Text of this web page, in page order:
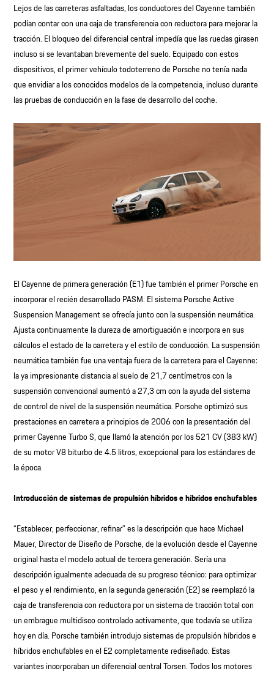
Lejos de las carreteras asfaltadas, los conductores del Cayenne también
podían contar con una caja de transferencia con reductora para mejorar la
tracción. El bloqueo del diferencial central impedía que las ruedas girasen
incluso si se levantaban brevemente del suelo. Equipado con estos
dispositivos, el primer vehículo todoterreno de Porsche no tenía nada
que envidiar a los conocidos modelos de la competencia, incluso durante
las pruebas de conducción en la fase de desarrollo del coche.
El Cayenne de primera generación (E1) fue también el primer Porsche en
incorporar el recién desarrollado PASM. El sistema Porsche Active
Suspension Management se ofrecía junto con la suspensión neumática.
Ajusta continuamente la dureza de amortiguación e incorpora en sus
cálculos el estado de la carretera y el estilo de conducción. La suspensión
neumática también fue una ventaja fuera de la carretera para el Cayenne:
la ya impresionante distancia al suelo de 21,7 centímetros con la
suspensión convencional aumentó a 27,3 cm con la ayuda del sistema
de control de nivel de la suspensión neumática. Porsche optimizó sus
prestaciones en carretera a principios de 2006 con la presentación del
primer Cayenne Turbo S, que llamó la atención por los 521 CV (383 kW)
de su motor V8 biturbo de 4.5 litros, excepcional para los estándares de
la época.
Introducción de sistemas de propulsión híbridos e híbridos enchufables
“Establecer, perfeccionar, refinar” es la descripción que hace Michael
Mauer, Director de Diseño de Porsche, de la evolución desde el Cayenne
original hasta el modelo actual de tercera generación. Sería una
descripción igualmente adecuada de su progreso técnico: para optimizar
el peso y el rendimiento, en la segunda generación (E2) se reemplazó la
caja de transferencia con reductora por un sistema de tracción total con
un embrague multidisco controlado activamente, que todavía se utiliza
hoy en día. Porsche también introdujo sistemas de propulsión híbridos e
híbridos enchufables en el E2 completamente rediseñado. Estas
variantes incorporaban un diferencial central Torsen. Todos los motores